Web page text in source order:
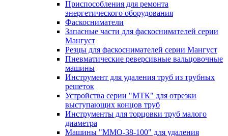
Приспособления для ремонта
энергетического оборудования
Фаскосниматели
Запасные части для фаскоснимателей серии
Мангуст
Резцы для фаскоснимателей серии Мангуст
Пневматические реверсивные вальцовочные
машины
Инструмент для удаления труб из трубных
решеток
Устройства серии "МТК" для отрезки
выступающих концов труб
Инструменты для торцовки труб малого
диаметра
Машины "ММО-38-100" для удаления